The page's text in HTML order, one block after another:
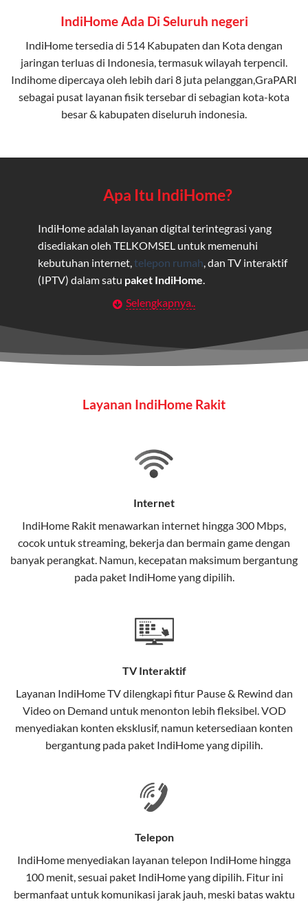
IndiHome Ada Di Seluruh negeri
IndiHome tersedia di 514 Kabupaten dan Kota dengan
jaringan terluas di Indonesia, termasuk wilayah terpencil.
Indihome dipercaya oleh lebih dari 8 juta pelanggan,GraPARI
sebagai pusat layanan fisik tersebar di sebagian kota-kota
besar & kabupaten diseluruh indonesia.
Apa Itu IndiHome?
IndiHome adalah layanan digital terintegrasi yang
disediakan oleh TELKOMSEL untuk memenuhi
kebutuhan internet, telepon rumah , dan TV interaktif
(IPTV) dalam satu paket IndiHome
Layanan Wifi Indihome ini dirancang untuk
maupun individu yang membutuhkan konektivitas dan
hiburan berkualitas tinggi.
pengguna rumah dan bisnis.
stabil, dan memiliki berbagai pilihan paket IndiHome
Selain internet, layanan IndiHome juga mencakup TV
interaktif (IndiHome TV) dan telepon rumah dalam
satu paket.
Teknologi di Balik WiFi IndiHome
Wifi IndiHome menggunakan teknologi Fiber To The
menggunakan kabel serat optik hingga ke rumah
pelanggan. Teknologi ini memiliki beberapa
keunggulan:
Kecepatan Tinggi
dibandingkan kabel tembaga atau DSL.
elektromagnetik, sehingga koneksi tetap lancar.
Latensi Rendah
Selengkapnya..
Layanan IndiHome Rakit
Internet
IndiHome Rakit menawarkan internet hingga 300 Mbps,
cocok untuk streaming, bekerja dan bermain game dengan
banyak perangkat. Namun, kecepatan maksimum bergantung
pada paket IndiHome yang dipilih.
TV Interaktif
Layanan IndiHome TVdilengkapi fitur Pause & Rewind dan
Video on Demand untuk menonton lebih fleksibel. VOD
menyediakan konten eksklusif, namun ketersediaan konten
bergantung pada paket IndiHome yang dipilih.
Telepon
IndiHome menyediakan layanan telepon IndiHome hingga
100 menit, sesuai paket IndiHome yang dipilih. Fitur ini
bermanfaat untuk komunikasi jarak jauh, meski batas waktu